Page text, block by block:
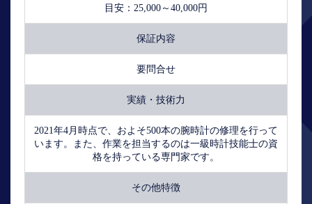
目安：25,000～40,000円
保証内容
要問合せ
実績・技術力
2021年4月時点で、およそ500本の腕時計の修理を行って
います。また、作業を担当するのは一級時計技能士の資
格を持っている専門家です。
その他特徴